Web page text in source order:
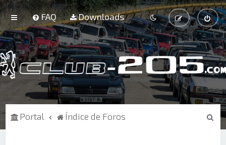
FAQ Downloads
Portal Índice de Foros
B